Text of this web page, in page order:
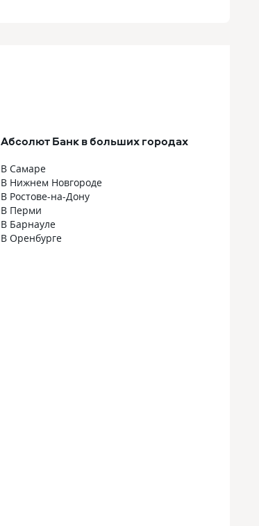
Абсолют Банк в больших городах
В Самаре
В Нижнем Новгороде
В Ростове-на-Дону
В Перми
В Барнауле
В Оренбурге